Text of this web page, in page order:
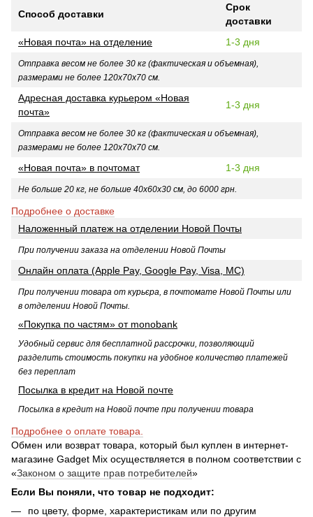
Способ доставки
Срок
доставки
«Новая почта» на отделение
1-3 дня
Отправка весом не более 30 кг (фактическая и объемная),
размерами не более 120х70х70 см.
Адресная доставка курьером «Новая
почта»
1-3 дня
Отправка весом не более 30 кг (фактическая и объемная),
размерами не более 120х70х70 см.
«Новая почта» в почтомат 1-3 дня
Не больше 20 кг, не больше 40х60х30 см, до 6000 грн.
Подробнее о доставке
Наложенный платеж на отделении Новой Почты
При получении заказа на отделении Новой Почты
Онлайн оплата (Apple Pay, Google Pay, Visa, MC)
При получении товара от курьєра, в почтомате Новой Почты или
в отделении Новой Почты.
«Покупка по частям» от monobank
Удобный сервис для бесплатной рассрочки, позволяющий
разделить стоимость покупки на удобное количество платежей
без переплат
Посылка в кредит на Новой почте
Посылка в кредит на Новой почте при получении товара
Подробнее о оплате товара.
Обмен или возврат товара, который был куплен в интернет-
магазине Gadget Mix осуществляется в полном соответствии с
«Законом о защите прав потребителей»
Если Вы поняли, что товар не подходит:
по цвету, форме, характеристикам или по другим